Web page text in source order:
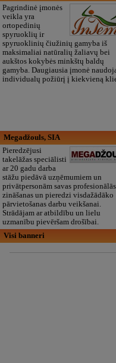
Pagrindinė įmonės
veikla yra
ortopedinių
spyruoklių ir
spyruoklinių čiužinių gamyba iš
maksimaliai natūralių žaliavų bei
aukštos kokybės minkštų baldų
gamyba. Daugiausia įmonė
individualų požiūrį į kiekvieną
Megadžouls, SIA
Pieredzējusi
takelāžas speciālisti
ar 20 gadu darba
stāžu piedāvā uzņēmumiem un
privātpersonām savas profesionālās
zināšanas un pieredzi visdažādāko
pārvietošanas darbu veikšanai.
Strādājam ar atbildību un lielu
uzmanību pievēršam drošībai.
Visi banneri